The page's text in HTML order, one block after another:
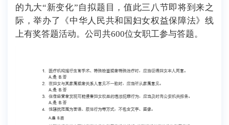
的九大“新变化”自拟题目，值此三八节即将到来之
际，举办了《中华人民共和国妇女权益保障法》线
上有奖答题活动。公司共600位女职工参与答题。